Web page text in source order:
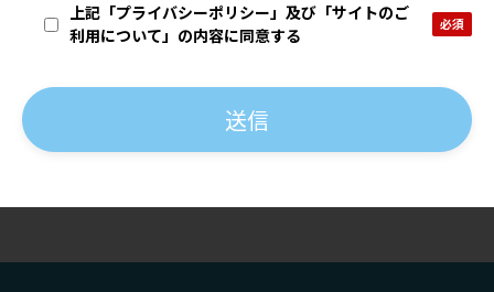
上記「プライバシーポリシー」及び「サイトのご
利用について」の内容に同意する